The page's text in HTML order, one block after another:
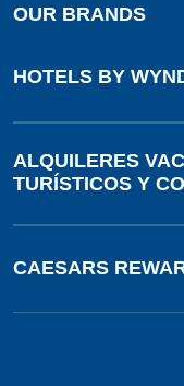
OUR BRANDS
HOTELS BY
ALQUILERES
TURÍSTICOS Y
CAESARS